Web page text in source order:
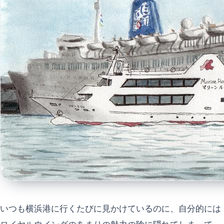
いつも横浜港に行くたびに見かけているのに、自分的には